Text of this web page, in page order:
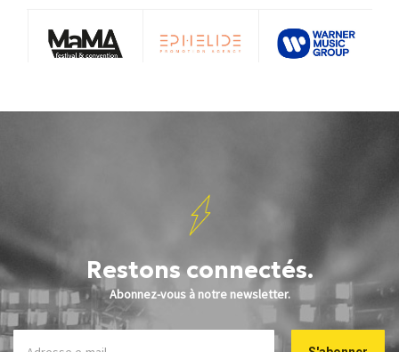
Restons connectés.
Abonnez-vous à notre newsletter.